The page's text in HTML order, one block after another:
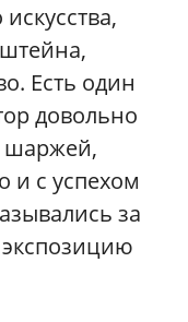
Есть один
довольно
шаржей,
и с успехом
за